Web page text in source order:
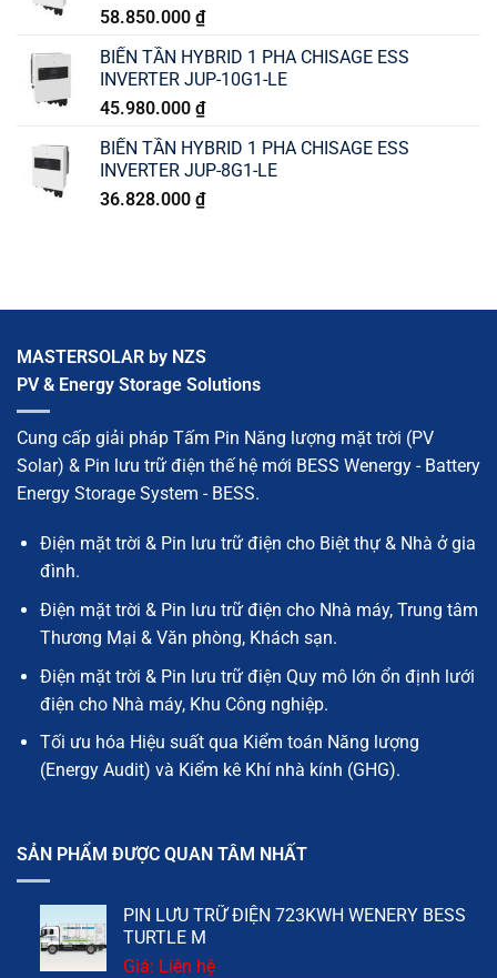
58.850.000 ₫
BIẾN TẦN HYBRID 1 PHA CHISAGE ESS
INVERTER JUP-10G1-LE
45.980.000 ₫
BIẾN TẦN HYBRID 1 PHA CHISAGE ESS
INVERTER JUP-8G1-LE
36.828.000 ₫
MASTERSOLAR by NZS
PV & Energy Storage Solutions
Cung cấp giải pháp Tấm Pin Năng lượng mặt trời (PV
Solar) & Pin lưu trữ điện thế hệ mới BESS Wenergy - Battery
Energy Storage System - BESS.
Điện mặt trời & Pin lưu trữ điện cho Biệt thự & Nhà ở gia
đình.
Điện mặt trời & Pin lưu trữ điện cho Nhà máy, Trung tâm
Thương Mại & Văn phòng, Khách sạn.
Điện mặt trời & Pin lưu trữ điện Quy mô lớn ổn định lưới
điện cho Nhà máy, Khu Công nghiệp.
Tối ưu hóa Hiệu suất qua Kiểm toán Năng lượng
(Energy Audit) và Kiểm kê Khí nhà kính (GHG).
SẢN PHẨM ĐƯỢC QUAN TÂM NHẤT
PIN LƯU TRỮ ĐIỆN 723KWH WENERY BESS
TURTLE M
Giá: Liên hệ